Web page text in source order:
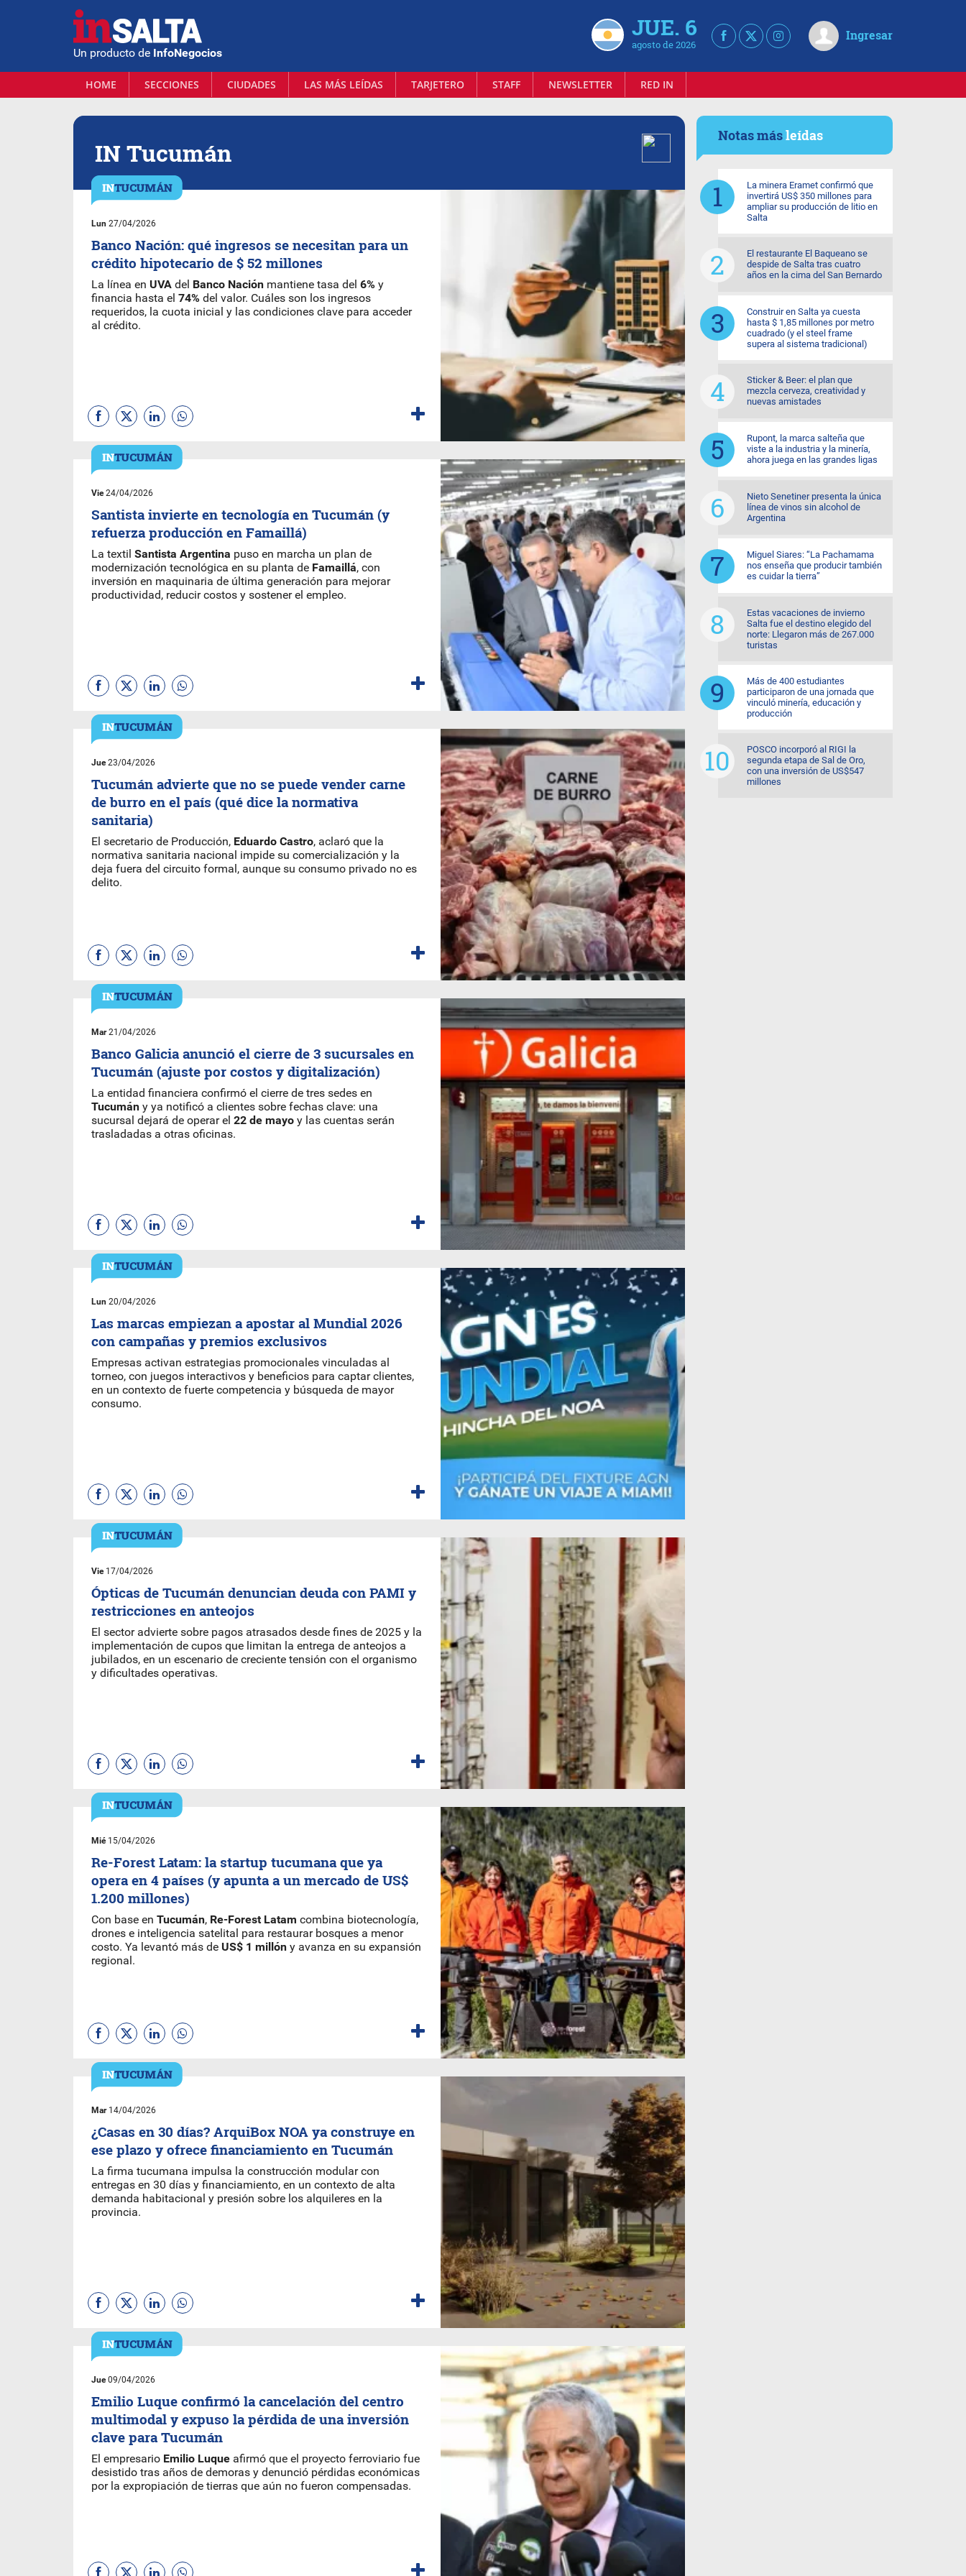
Un producto de InfoNegocios
JUE. 6
agosto de 2026
Ingresar
HOME SECCIONES CIUDADES LAS MÁS LEÍDAS TARJETERO STAFF NEWSLETTER RED IN
IN Tucumán
Lun 27/04/2026
Banco Nación: qué ingresos se necesitan para un
crédito hipotecario de $ 52 millones
La línea en UVA del Banco Nación mantiene tasa del 6% y
financia hasta el 74% del valor. Cuáles son los ingresos
requeridos, la cuota inicial y las condiciones clave para acceder
al crédito.
Vie24/04/2026
Santista invierte en tecnología en Tucumán (y
refuerza producción en Famaillá)
La textil Santista Argentina puso en marcha un plan de
modernización tecnológica en su planta de Famaillá, con
inversión en maquinaria de última generación para mejorar
productividad, reducir costos y sostener el empleo.
Jue23/04/2026
Tucumán advierte que no se puede vender carne
de burro en el país (qué dice la normativa
sanitaria)
El secretario de Producción, Eduardo Castro, aclaró que la
normativa sanitaria nacional impide su comercialización y la
deja fuera del circuito formal, aunque su consumo privado no es
delito.
Mar21/04/2026
Banco Galicia anunció el cierre de 3 sucursales en
Tucumán (ajuste por costos y digitalización)
La entidad financiera confirmó el cierre de tres sedes en
Tucumán y ya notificó a clientes sobre fechas clave: una
sucursal dejará de operar el 22 de mayo y las cuentas serán
trasladadas a otras oficinas.
Lun 20/04/2026
Las marcas empiezan a apostar al Mundial 2026
con campañas y premios exclusivos
Empresas activan estrategias promocionales vinculadas al
torneo, con juegos interactivos y beneficios para captar clientes,
en un contexto de fuerte competencia y búsqueda de mayor
consumo.
Vie17/04/2026
Ópticas de Tucumán denuncian deuda con PAMI y
restricciones en anteojos
El sector advierte sobre pagos atrasados desde fines de 2025 y la
implementación de cupos que limitan la entrega de anteojos a
jubilados, en un escenario de creciente tensión con el organismo
y dificultades operativas.
Mié15/04/2026
Re-Forest Latam: la startup tucumana que ya
opera en 4 países (y apunta a un mercado de US$
1.200 millones)
Con base en Tucumán, Re-Forest Latam combina biotecnología,
drones e inteligencia satelital para restaurar bosques a menor
costo. Ya levantó más de US$ 1 millón y avanza en su expansión
regional.
Mar14/04/2026
¿Casas en 30 días? ArquiBox NOA ya construye en
ese plazo y ofrece financiamiento en Tucumán
La firma tucumana impulsa la construcción modular con
entregas en 30 días y financiamiento, en un contexto de alta
demanda habitacional y presión sobre los alquileres en la
provincia.
Jue09/04/2026
Emilio Luque confirmó la cancelación del centro
multimodal y expuso la pérdida de una inversión
clave para Tucumán
El empresario Emilio Luque afirmó que el proyecto ferroviario fue
desistido tras años de demoras y denunció pérdidas económicas
por la expropiación de tierras que aún no fueron compensadas.
Notas másleídas
La minera Eramet confirmó que
invertirá US$ 350 millones para
ampliar su producción de litio en
Salta
El restaurante El Baqueano se
despide de Salta tras cuatro
años en la cima del San Bernardo
Construir en Salta ya cuesta
hasta $ 1,85 millones por metro
cuadrado (y el steel frame
supera al sistema tradicional)
Sticker & Beer: el plan que
mezcla cerveza, creatividad y
nuevas amistades
Rupont, la marca salteña que
viste a la industria y la minería,
ahora juega en las grandes ligas
Nieto Senetiner presenta la única
línea de vinos sin alcohol de
Argentina
Miguel Siares: “La Pachamama
nos enseña que producir también
es cuidar la tierra”
Estas vacaciones de invierno
Salta fue el destino elegido del
norte: Llegaron más de 267.000
turistas
Más de 400 estudiantes
participaron de una jornada que
vinculó minería, educación y
producción
POSCO incorporó al RIGI la
segunda etapa de Sal de Oro,
con una inversión de US$547
millones